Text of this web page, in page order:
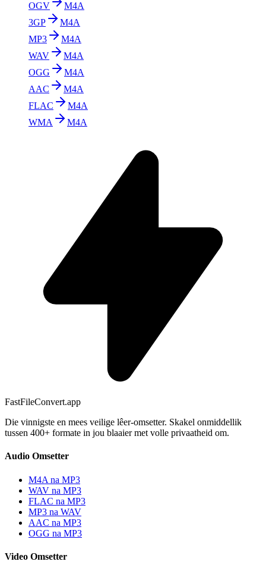
OGV
M4A
3GP
M4A
MP3
M4A
WAV
M4A
OGG
M4A
AAC
M4A
FLAC
M4A
WMA
M4A
FastFileConvert.app
Die vinnigste en mees veilige lêer-omsetter. Skakel onmiddellik
tussen 400+ formate in jou blaaier met volle privaatheid om.
Audio Omsetter
M4A na MP3
WAV na MP3
FLAC na MP3
MP3 na WAV
AAC na MP3
OGG na MP3
Video Omsetter